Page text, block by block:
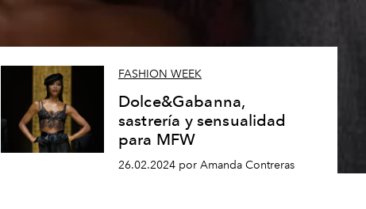
FASHION WEEK
Dolce&Gabanna,
sastrería y sensualidad
para MFW
26.02.2024 por Amanda Contreras